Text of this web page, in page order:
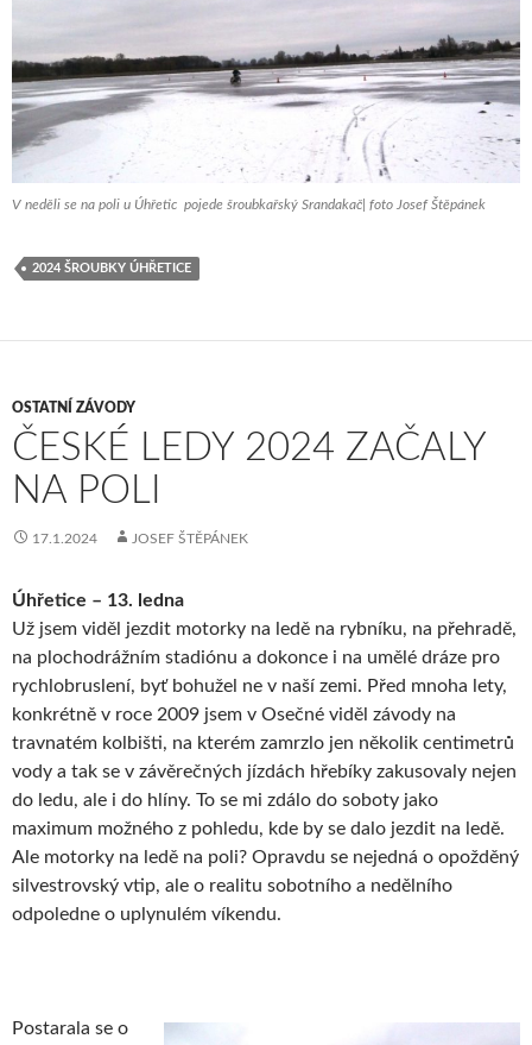
V neděli se na poli u Úhřetic pojede šroubkařský Srandakač| foto Josef Štěpánek
2024 ŠROUBKY ÚHŘETICE
OSTATNÍ ZÁVODY
ČESKÉ LEDY 2024 ZAČALY
NA POLI
17.1.2024 JOSEF ŠTĚPÁNEK
Úhřetice – 13. ledna
Už jsem viděl jezdit motorky na ledě na rybníku, na přehradě,
na plochodrážním stadiónu a dokonce i na umělé dráze pro
rychlobruslení, byť bohužel ne v naší zemi. Před mnoha lety,
konkrétně v roce 2009 jsem v Osečné viděl závody na
travnatém kolbišti, na kterém zamrzlo jen několik centimetrů
vody a tak se v závěrečných jízdách hřebíky zakusovaly nejen
do ledu, ale i do hlíny. To se mi zdálo do soboty jako
maximum možného z pohledu, kde by se dalo jezdit na ledě.
Ale motorky na ledě na poli? Opravdu se nejedná o opožděný
silvestrovský vtip, ale o realitu sobotního a nedělního
odpoledne o uplynulém víkendu.
Postarala se o